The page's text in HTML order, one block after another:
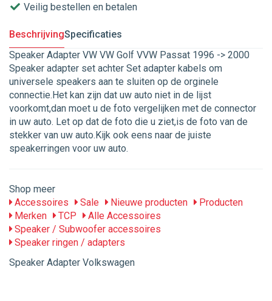
Veilig bestellen en betalen
BeschrijvingSpecificaties
Speaker Adapter VW VW Golf VVW Passat 1996 -> 2000
Speaker adapter set achter Set adapter kabels om
universele speakers aan te sluiten op de orginele
connectie.Het kan zijn dat uw auto niet in de lijst
voorkomt,dan moet u de foto vergelijken met de connector
in uw auto. Let op dat de foto die u ziet,is de foto van de
stekker van uw auto.Kijk ook eens naar de juiste
speakerringen voor uw auto.
Shop meer
Accessoires
Sale Nieuwe producten
Producten
Merken
TCP
Alle Accessoires
Speaker / Subwoofer accessoires
Speaker ringen / adapters
Speaker Adapter Volkswagen